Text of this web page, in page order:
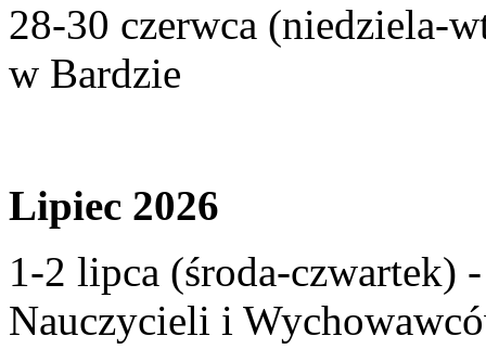
28-30 czerwca (niedziela-
w Bardzie
Lipiec 2026
1-2 lipca (środa-czwartek)
Nauczycieli i